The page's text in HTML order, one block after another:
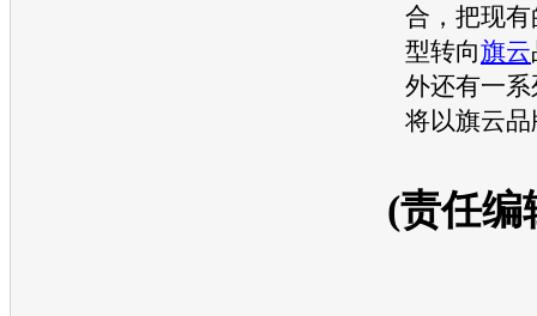
合，把现有
型转向旗云
外还有一
将以旗云
(责任编